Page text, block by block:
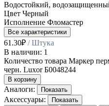
Водостойкий,
Цвет Черный
Исполнение Фломастер
Все характеристики
61.30₽ / Штука
В наличии: 1
Количество товара Маркер
черн. Luxor Б0048244
В корзину
Аналоги: Показать
Аксессуары:
Показать